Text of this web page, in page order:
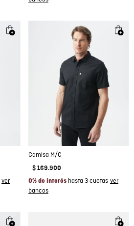
Camisa M/C
$ 169.900
0% de interés hasta 3 cuotas